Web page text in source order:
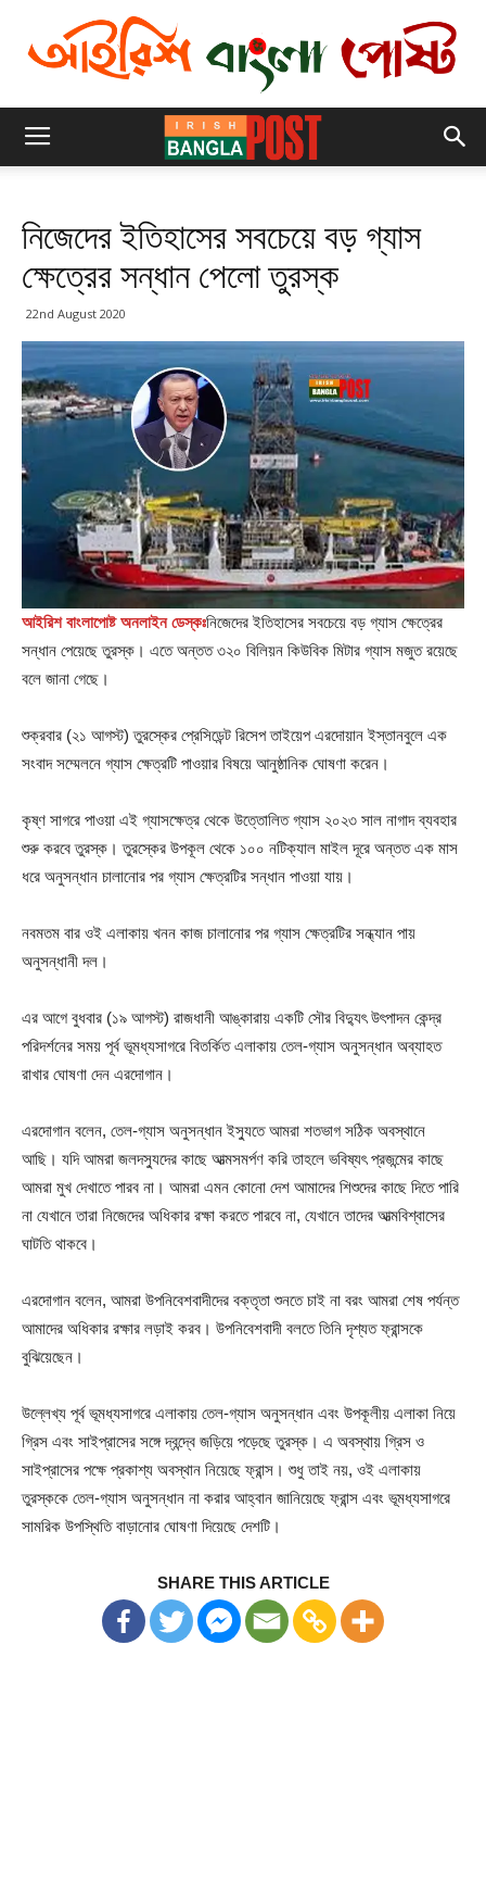
নিজেদের ইতিহাসের সবচেয়ে বড় গ্যাস
ক্ষেত্রের সন্ধান পেলো তুরস্ক
22nd August 2020
আইরিশ বাংলাপোষ্ট অনলাইন ডেস্কঃনিজেদের ইতিহাসের সবচেয়ে বড় গ্যাস ক্ষেত্রের
সন্ধান পেয়েছে তুরস্ক। এতে অন্তত ৩২০ বিলিয়ন কিউবিক মিটার গ্যাস মজুত রয়েছে
বলে জানা গেছে।
শুক্রবার (২১ আগস্ট) তুরস্কের প্রেসিডেন্ট রিসেপ তাইয়েপ এরদোয়ান ইস্তানবুলে এক
সংবাদ সম্মেলনে গ্যাস ক্ষেত্রটি পাওয়ার বিষয়ে আনুষ্ঠানিক ঘোষণা করেন।
কৃষ্ণ সাগরে পাওয়া এই গ্যাসক্ষেত্র থেকে উত্তোলিত গ্যাস ২০২৩ সাল নাগাদ ব্যবহার
শুরু করবে তুরস্ক। তুরস্কের উপকূল থেকে ১০০ নটিক্যাল মাইল দূরে অন্তত এক মাস
ধরে অনুসন্ধান চালানোর পর গ্যাস ক্ষেত্রটির সন্ধান পাওয়া যায়।
নবমতম বার ওই এলাকায় খনন কাজ চালানোর পর গ্যাস ক্ষেত্রটির সন্ধ্যান পায়
অনুসন্ধানী দল।
এর আগে বুধবার (১৯ আগস্ট) রাজধানী আঙ্কারায় একটি সৌর বিদ্যুৎ উৎপাদন কেন্দ্র
পরিদর্শনের সময় পূর্ব ভূমধ্যসাগরে বিতর্কিত এলাকায় তেল-গ্যাস অনুসন্ধান অব্যাহত
রাখার ঘোষণা দেন এরদোগান।
এরদোগান বলেন, তেল-গ্যাস অনুসন্ধান ইস্যুতে আমরা শতভাগ সঠিক অবস্থানে
আছি। যদি আমরা জলদস্যুদের কাছে আত্মসমর্পণ করি তাহলে ভবিষ্যৎ প্রজন্মের কাছে
আমরা মুখ দেখাতে পারব না। আমরা এমন কোনো দেশ আমাদের শিশুদের কাছে দিতে পারি
না যেখানে তারা নিজেদের অধিকার রক্ষা করতে পারবে না, যেখানে তাদের আত্মবিশ্বাসের
ঘাটতি থাকবে।
এরদোগান বলেন, আমরা উপনিবেশবাদীদের বক্তৃতা শুনতে চাই না বরং আমরা শেষ পর্যন্ত
আমাদের অধিকার রক্ষার লড়াই করব। উপনিবেশবাদী বলতে তিনি দৃশ্যত ফ্রান্সকে
বুঝিয়েছেন।
উল্লেখ্য পূর্ব ভূমধ্যসাগরে এলাকায় তেল-গ্যাস অনুসন্ধান এবং উপকূলীয় এলাকা নিয়ে
গ্রিস এবং সাইপ্রাসের সঙ্গে দ্বন্দ্বে জড়িয়ে পড়েছে তুরস্ক। এ অবস্থায় গ্রিস ও
সাইপ্রাসের পক্ষে প্রকাশ্য অবস্থান নিয়েছে ফ্রান্স। শুধু তাই নয়, ওই এলাকায়
তুরস্ককে তেল-গ্যাস অনুসন্ধান না করার আহ্বান জানিয়েছে ফ্রান্স এবং ভূমধ্যসাগরে
সামরিক উপস্থিতি বাড়ানোর ঘোষণা দিয়েছে দেশটি।
SHARE THIS ARTICLE